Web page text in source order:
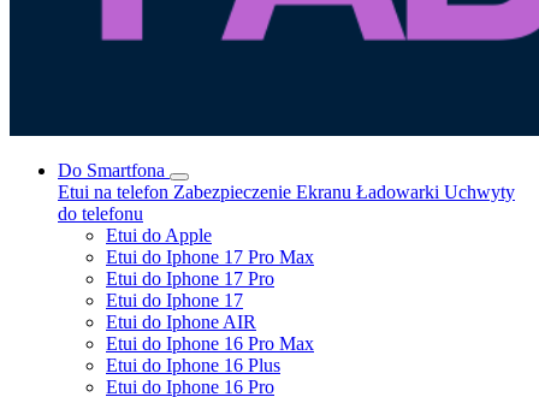
Do Smartfona
Etui na telefon Zabezpieczenie Ekranu Ładowarki Uchwyty
do telefonu
Etui do Apple
Etui do Iphone 17 Pro Max
Etui do Iphone 17 Pro
Etui do Iphone 17
Etui do Iphone AIR
Etui do Iphone 16 Pro Max
Etui do Iphone 16 Plus
Etui do Iphone 16 Pro